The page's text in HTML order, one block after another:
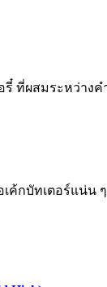
อรี๋ ที่ผสมระหว่
ค้กบัทเตอร์แน่น